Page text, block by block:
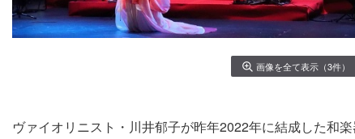
画像を全て表示（3件）
ヴァイオリニスト・川井郁子が昨年2022年に結成した和